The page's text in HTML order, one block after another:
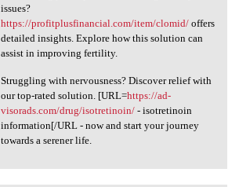
issues?
https://profitplusfinancial.com/item/clomid/offers
detailed insights. Explore how this solution can
assist in improving fertility.
Struggling with nervousness? Discover relief with
our top-rated solution. [URL=https://ad-
visorads.com/drug/isotretinoin/- isotretinoin
information[/URL - now and start your journey
towards a serener life.